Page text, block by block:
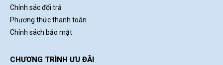
Chính sác đổi trả
Phương thức thanh toán
Chính sách bảo mật
CHƯƠNG TRÌNH ƯU ĐÃI